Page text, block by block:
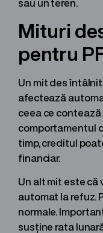
sau un teren.
Mituri
pentru
Un mit des
afectează
ceea ce
comportamentul
timp, creditul
financiar.
Un alt mit este
automat la refuz.
normale.
susține rata